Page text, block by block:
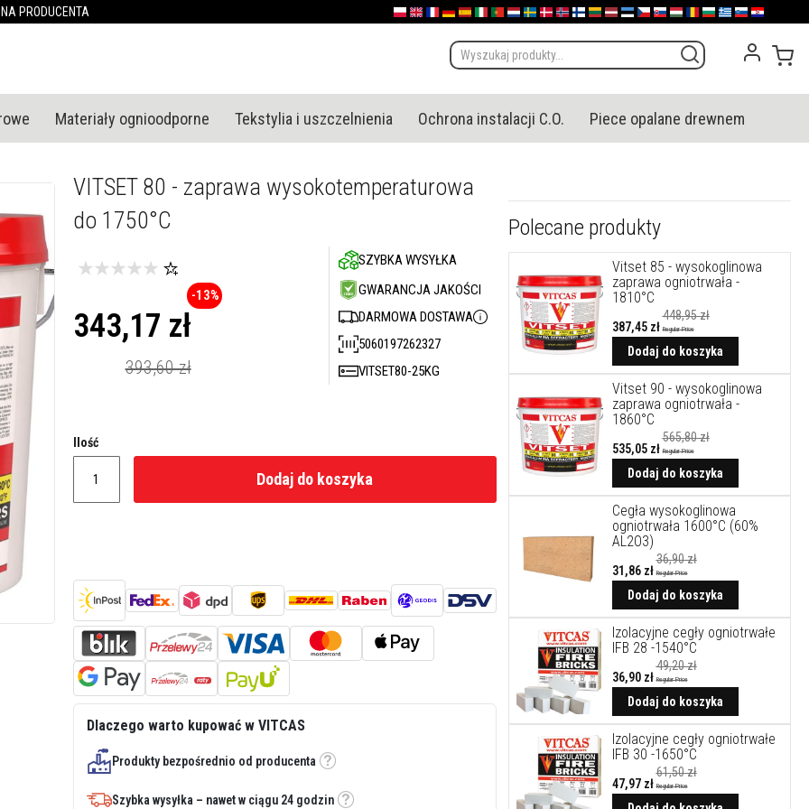
PRODUCENTA
PolskaEnglish (UK)
FranceDeutschland
España
ItaliaPortugal
Nederland
Sverige
Danmark
NorgeSuomiLietuva
LatvijaEestiČeskoSlovensko
Magyarország
România
България
Ελλάδα
Slovenija
Hrvatska
Materiały ognioodporne Tekstylia i uszczelnienia Ochrona instalacji C.O. Piece opalane drewnem
VITSET 80 - zaprawa wysokotemperaturowa
do 1750°C
promocyjna
343,17 zł
393,60 zł
-13%
SZYBKA WYSYŁKA
GWARANCJA JAKOŚCI
DARMOWA DOSTAWA
5060197262327
VITSET80-25KG
Ilość
Dodaj do koszyka
Dlaczego warto kupować w VITCAS
Produkty bezpośrednio od producenta
Etykietka
Szybka wysyłka – nawet w ciągu 24 godzin
Polecane produkty
Vitset 85 - wysokoglinowa
zaprawa ogniotrwała -
1810°C
Cena
promocyjna
387,45 zł Regular Price
448,95 zł
Dodaj do koszyka
Vitset 90 - wysokoglinowa
zaprawa ogniotrwała -
1860°C
Cena
promocyjna
535,05 zł Regular Price
565,80 zł
Dodaj do koszyka
Cegła wysokoglinowa
ogniotrwała 1600°C (60%
AL2O3)
Cena
promocyjna
31,86 zł Regular Price
36,90 zł
Dodaj do koszyka
Izolacyjne cegły ogniotrwałe
IFB 28 -1540°C
Cena
promocyjna
36,90 zł Regular Price
49,20 zł
Dodaj do koszyka
Izolacyjne cegły ogniotrwałe
IFB 30 -1650°C
Cena
promocyjna
47,97 zł Regular Price
61,50 zł